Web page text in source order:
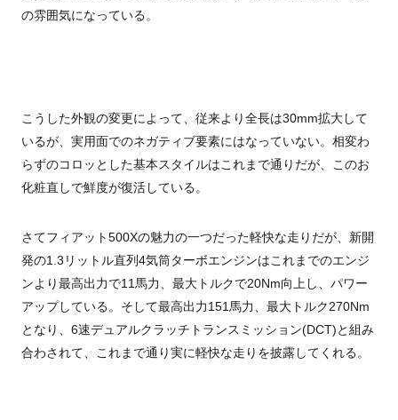
の雰囲気になっている。
こうした外観の変更によって、従来より全長は30mm拡大して
いるが、実用面でのネガティブ要素にはなっていない。相変わ
らずのコロッとした基本スタイルはこれまで通りだが、このお
化粧直しで鮮度が復活している。
さてフィアット500Xの魅力の一つだった軽快な走りだが、新開
発の1.3リットル直列4気筒ターボエンジンはこれまでのエンジ
ンより最高出力で11馬力、最大トルクで20Nm向上し、パワー
アップしている。そして最高出力151馬力、最大トルク270Nm
となり、6速デュアルクラッチトランスミッション(DCT)と組み
合わされて、これまで通り実に軽快な走りを披露してくれる。